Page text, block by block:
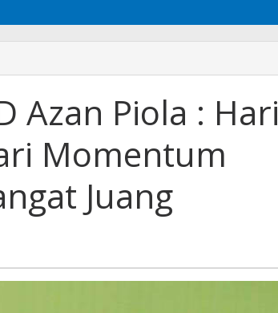
Azan Piola : Hari
Momentum
Juang